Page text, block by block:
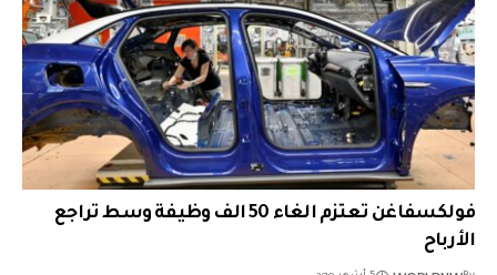
فولكسفاغن تعتزم الغاء 50 الف وظيفة وسط تراجع
الأرباح